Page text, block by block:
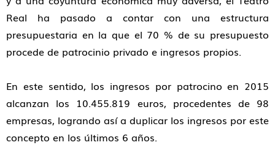
Real ha pasado a contar con una estructura
presupuestaria en la que el 70 % de su presupuesto
procede de patrocinio privado e ingresos propios.
En este sentido, los ingresos por patrocino en 2015
alcanzan los 10.455.819 euros, procedentes de 98
empresas, logrando así a duplicar los ingresos por este
concepto en los últimos 6 años.